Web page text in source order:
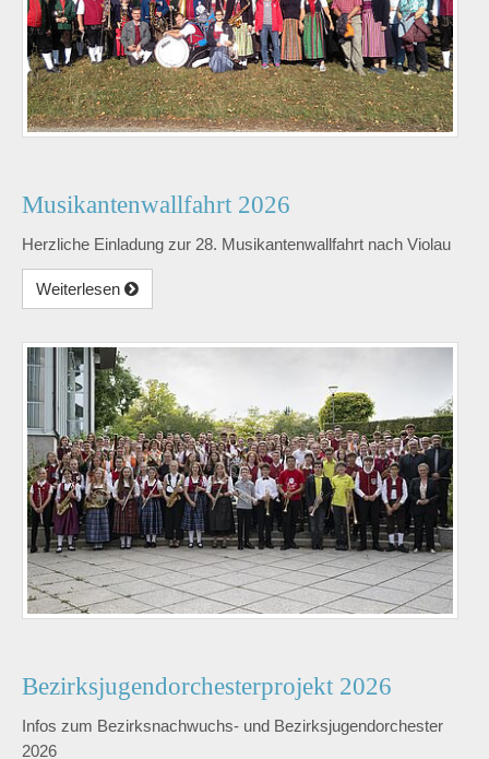
Musikantenwallfahrt 2026
Herzliche Einladung zur 28. Musikantenwallfahrt nach Violau
Weiterlesen
Bezirksjugendorchesterprojekt 2026
Infos zum Bezirksnachwuchs- und Bezirksjugendorchester
2026